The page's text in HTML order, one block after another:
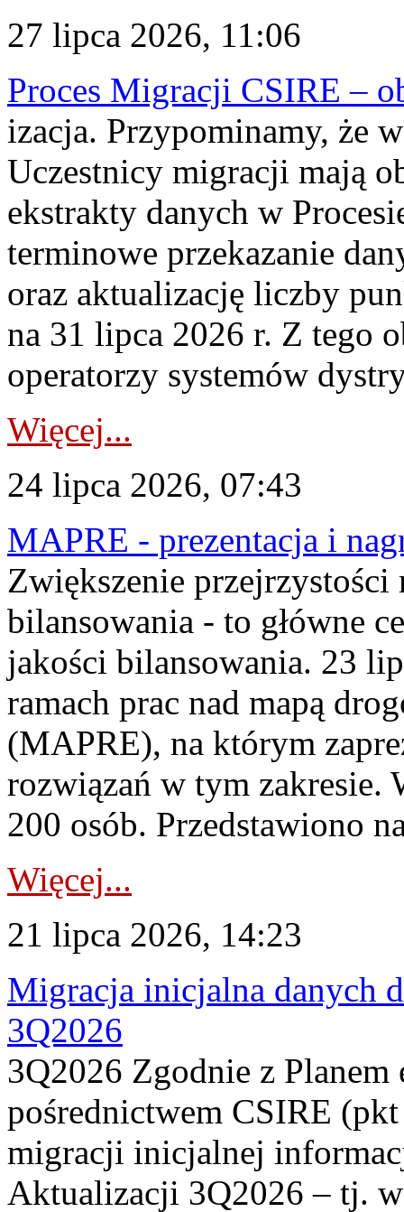
27 lipca 2026, 11:06
Proces Migracji CSIRE –
izacja. Przypominamy, że
Uczestnicy migracji mają
ekstrakty danych w
terminowe przekazanie
oraz aktualizację liczby
na 31 lipca 2026 r. Z tego
operatorzy systemów
Więcej...
24 lipca 2026, 07:43
MAPRE - prezentacja i
Zwiększenie
bilansowania - to główne
jakości bilansowania. 23
ramach prac nad mapą
(MAPRE), na którym
rozwiązań w tym zakresie.
200 osób. Przedstawiono
Więcej...
21 lipca 2026, 14:23
Migracja inicjalna danych
3Q2026
3Q2026 Zgodnie z
pośrednictwem CSIRE
migracji inicjalnej
Aktualizacji 3Q2026 – tj.